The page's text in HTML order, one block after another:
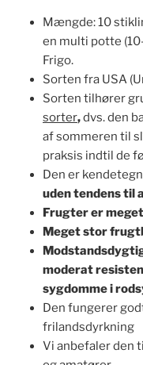
Mængde: 10
en multi potte
Frigo.
Sorten fra USA
Sorten tilhører
sorter,dvs. den
af ​​sommeren til
praksis indtil de
Den er
uden tendens til
Frugter er
Meget stor
moderat
sygdomme i
Den fungerer
frilandsdyrkning
Vi anbefaler den